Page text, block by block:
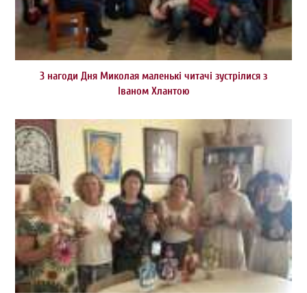
З нагоди Дня Миколая маленькі читачі зустрілися з
Іваном Хлантою